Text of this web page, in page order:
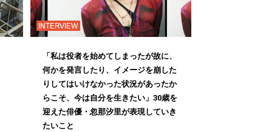
INTERVIEW
「私は役者を始めてしまったが故に、
何かを発言したり、イメージを崩した
りしてはいけなかった状況があったか
らこそ、今は自分を生きたい」30歳を
迎えた俳優・忽那汐里が表現していき
たいこと